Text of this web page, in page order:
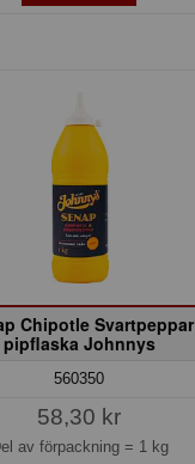
Chipotle Svartpeppar
pipflaska Johnnys
560350
58,30 kr
av förpackning = 1 kg